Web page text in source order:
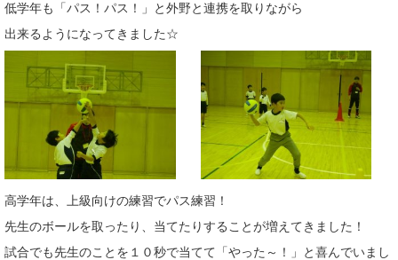
低学年も「パス！パス！」と外野と連携を取りながら
出来るようになってきました☆
高学年は、上級向けの練習でパス練習！
先生のボールを取ったり、当てたりすることが増えてきました！
試合でも先生のことを１０秒で当てて「やった～！」と喜んでいまし